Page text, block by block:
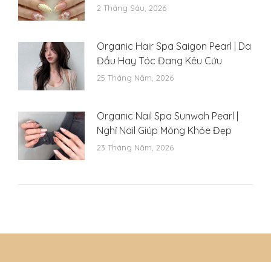
2 Tháng Sáu, 2026
Organic Hair Spa Saigon Pearl | Da
Đầu Hay Tóc Đang Kêu Cứu
25 Tháng Năm, 2026
Organic Nail Spa Sunwah Pearl |
Nghỉ Nail Giúp Móng Khỏe Đẹp
23 Tháng Năm, 2026